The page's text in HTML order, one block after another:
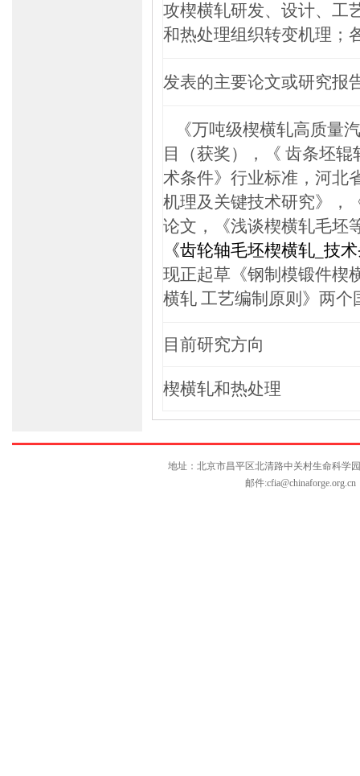
攻楔横轧研发、设计、工
和热处理组织转变机理；
发表的主要论文或研究报
《万吨级楔横轧高质量
目（获奖），
《 齿条坯辊
术条件》行业标准，河北
机理及关键技术研究》，
论文，《浅谈楔横轧毛坯
《齿轮轴毛坯楔横轧 _技
现正起草《钢制模锻件楔
横轧 工艺编制原则》两个
目前研究方向
楔横轧和热处理
地址：北京市昌平区北清路中关村生命科学
邮件:cfia@chinaforge.org.cn